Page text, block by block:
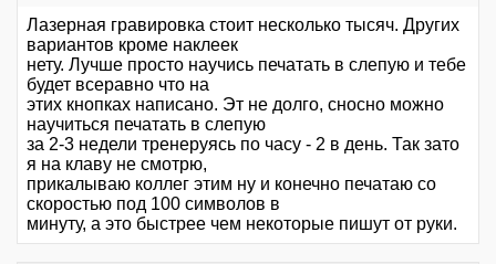
Лазерная гравировка стоит несколько тысяч. Других
вариантов кроме наклеек
нету. Лучше просто научись печатать в слепую и тебе
будет всеравно что на
этих кнопках написано. Эт не долго, сносно можно
научиться печатать в слепую
за 2-3 недели тренеруясь по часу - 2 в день. Так зато
я на клаву не смотрю,
прикалываю коллег этим ну и конечно печатаю со
скоростью под 100 символов в
минуту, а это быстрее чем некоторые пишут от руки.